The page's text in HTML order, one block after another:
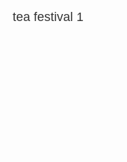
tea festival 1